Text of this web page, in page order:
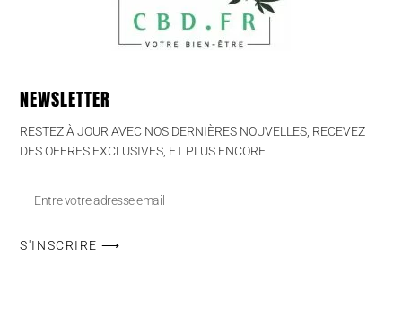
NEWSLETTER
RESTEZ À JOUR AVEC NOS DERNIÈRES NOUVELLES, RECEVEZ
DES OFFRES EXCLUSIVES, ET PLUS ENCORE.
S'INSCRIRE ⟶